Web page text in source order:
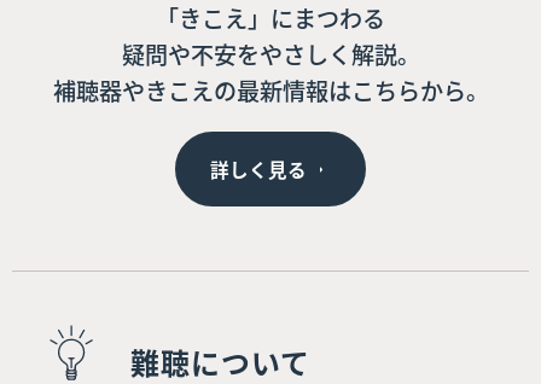
「きこえ」にまつわる
疑問や不安をやさしく解説。
補聴器やきこえの最新情報はこちらから。
詳しく見る
難聴について